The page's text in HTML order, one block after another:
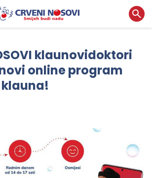
klaunovidoktori
online program
klauna!